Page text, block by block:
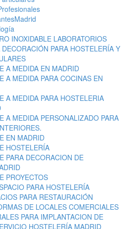
INOXIDABLE LABORATORIOS
PARA HOSTELERÍA Y
A MEDIDA EN MADRID
A MEDIDA PARA COCINAS EN
A MEDIDA PARA HOSTELERIA
A MEDIDA PERSONALIZADO PARA
EN MADRID
HOSTELERÍA
PARA DECORACION DE
PROYECTOS
PARA HOSTELERÍA
PARA RESTAURACIÓN
DE LOCALES COMERCIALES
PARA IMPLANTACION DE
HOSTELERÍA MADRID